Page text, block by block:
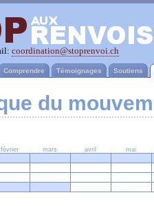
coordination@stoprenvoi.ch
Comprendre Témoignages Soutiens
du
février mars avril
mai